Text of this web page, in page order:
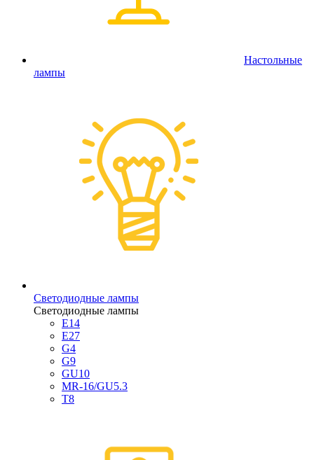
Настольные
лампы
Светодиодные лампы
Светодиодные лампы
E14
E27
G4
G9
GU10
MR-16/GU5.3
T8